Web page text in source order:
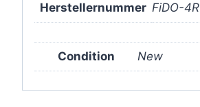
Herstellernummer FiDO-4R
Condition New